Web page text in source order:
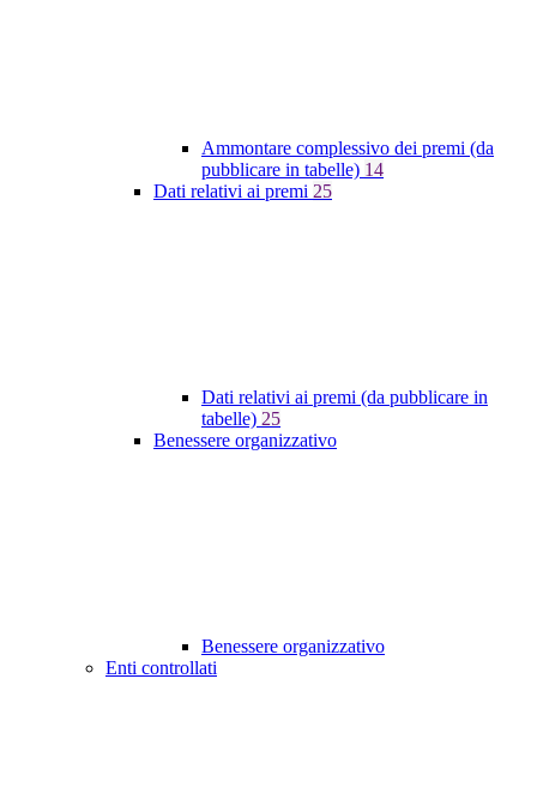
Ammontare complessivo dei premi (da
pubblicare in tabelle) 14
Dati relativi ai premi 25
Dati relativi ai premi (da pubblicare in
tabelle) 25
Benessere organizzativo
Benessere organizzativo
Enti controllati